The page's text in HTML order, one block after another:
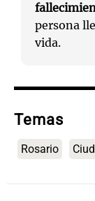
persona
vida.
Temas
Rosario